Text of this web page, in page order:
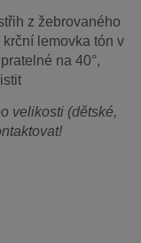
z žebrovaného
lemovka tón v
na 40°,
velikosti (dětské,